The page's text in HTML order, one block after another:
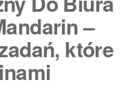
–
które